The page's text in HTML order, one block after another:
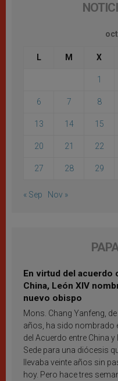
L M X
1
6 7 8
13 14 15
20 21 22
27 28 29
« Sep Nov »
En virtud del acuerdo
China, León XIV
nuevo obispo
Mons. Chang Yanfeng,
años, ha sido nombrado
del Acuerdo entre China y
Sede para una diócesis
llevaba veinte años sin
hoy. Pero hace tres